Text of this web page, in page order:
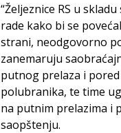
“Željeznice RS u
rade kako bi se
strani, neodgovorno
zanemaruju
putnog prelaza i
polubranika, te time
na putnim prelazima i
saopštenju.